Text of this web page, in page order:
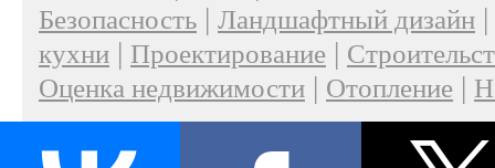
Безопасность | Ландшафтный дизайн |
кухни | Проектирование |
Оценка недвижимости | Отопление |
О проекте|